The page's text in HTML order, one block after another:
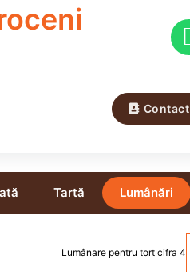
Contact
Tartă Lumânări
Lumânare pentru tort cifra 4